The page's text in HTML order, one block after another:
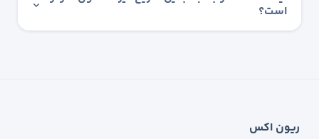
است؟
ریون اکس